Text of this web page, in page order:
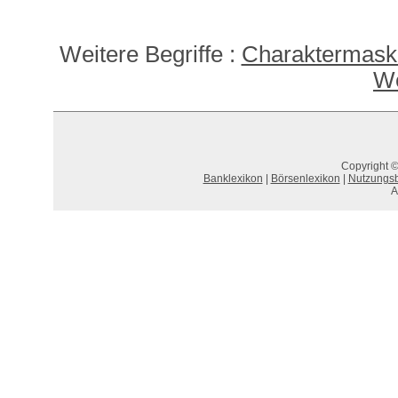
Weitere Begriffe :
Copyright
Banklexikon
Börsenlexikon